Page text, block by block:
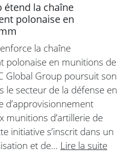
étend la chaîne
polonaise en
la chaîne
polonaise en munitions de
Global Group poursuit son
le secteur de la défense en
d’approvisionnement
munitions d’artillerie de
initiative s’inscrit dans un
et de… Lire la suite